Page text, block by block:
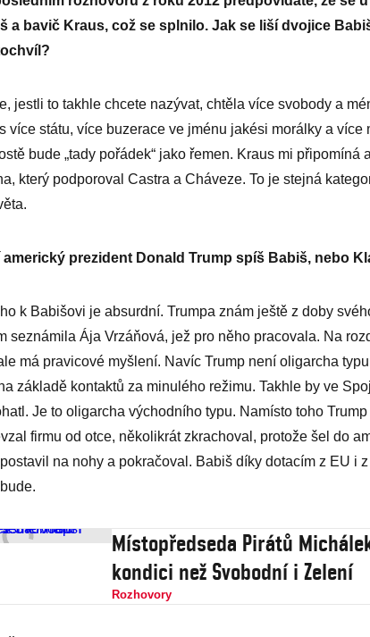
a bavič Kraus, což se splnilo. Jak se liší dvojice
jestli to takhle chcete nazývat, chtěla více svobody a
více státu, více buzerace ve jménu jakési morálky a více
bude „tady pořádek“ jako řemen. Kraus mi připomíná
který podporoval Castra a Cháveze. To je stejná
prezident Donald Trump spíš Babiš, nebo
k Babišovi je absurdní. Trumpa znám ještě z doby
seznámila Ája Vrzáňová, jež pro něho pracovala. Na
má pravicové myšlení. Navíc Trump není oligarcha
základě kontaktů za minulého režimu. Takhle by ve
Je to oligarcha východního typu. Namísto toho Trump
firmu od otce, několikrát zkrachoval, protože šel do
na nohy a pokračoval. Babiš díky dotacím z EU i
Místopředseda Pirátů
kondici než Svobodní i Zelení
Rozhovory